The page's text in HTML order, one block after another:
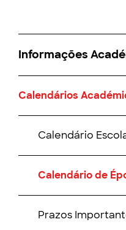
Informações
Calendários
Calendário
Calendário de
Prazos